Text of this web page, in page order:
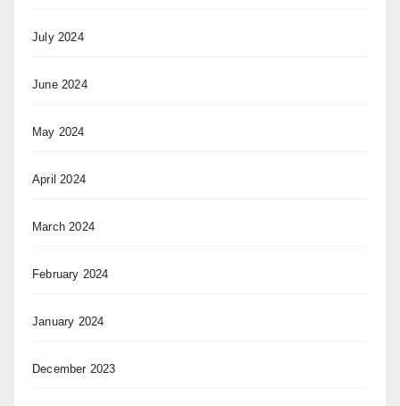
July 2024
June 2024
May 2024
April 2024
March 2024
February 2024
January 2024
December 2023